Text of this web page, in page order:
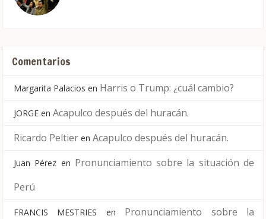
Comentarios
Margarita Palacios en Harris o Trump: ¿cuál cambio?
JORGE en Acapulco después del huracán.
Ricardo Peltier en Acapulco después del huracán.
Juan Pérez en Pronunciamiento sobre la situación de
Perú
FRANCIS MESTRIES en Pronunciamiento sobre la